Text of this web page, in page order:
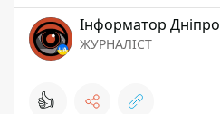
Інформатор Дніпро
ЖУРНАЛІСТ
👍